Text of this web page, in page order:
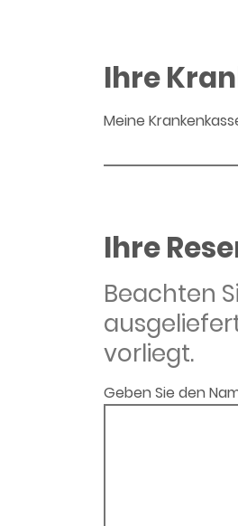
Ihre
Meine
Ihre
Beachten
vorliegt.
Geben Sie den